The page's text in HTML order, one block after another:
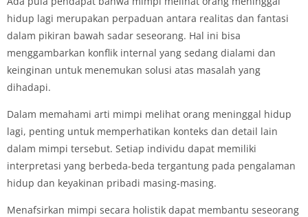
hidup lagi merupakan perpaduan antara realitas dan fantasi
dalam pikiran bawah sadar seseorang. Hal ini bisa
menggambarkan konflik internal yang sedang dialami dan
keinginan untuk menemukan solusi atas masalah yang
dihadapi.
Dalam memahami arti mimpi melihat orang meninggal hidup
lagi, penting untuk memperhatikan konteks dan detail lain
dalam mimpi tersebut. Setiap individu dapat memiliki
interpretasi yang berbeda-beda tergantung pada pengalaman
hidup dan keyakinan pribadi masing-masing.
Menafsirkan mimpi secara holistik dapat membantu seseorang